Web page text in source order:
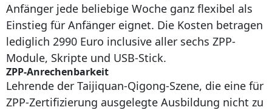
Anfänger jede beliebige Woche ganz flexibel als
Einstieg für Anfänger eignet. Die Kosten betragen
lediglich 2990 Euro inclusive aller sechs ZPP-
Module, Skripte und USB-Stick.
ZPP-Anrechenbarkeit
Lehrende der Taijiquan-Qigong-Szene, die eine für
ZPP-Zertifizierung ausgelegte Ausbildung nicht zu